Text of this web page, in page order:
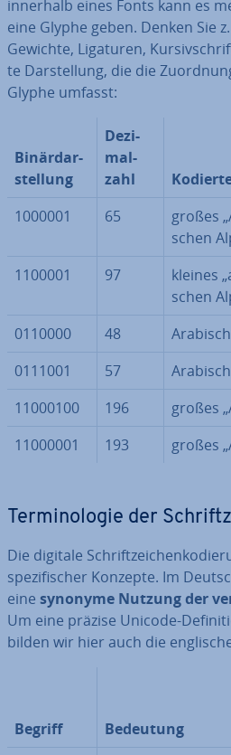
innerhalb eines Fonts kann es
eine Glyphe geben. Denken Sie
Gewichte, Ligaturen,
te Dar­stel­lung, die die
Glyphe umfasst:
Bi­när­dar­
stel­lung
De­zi­
mal­
zahl
1000001
65
großes
schen
1100001 97
kleines
schen
0110000 48
0111001
57
11000100
196 großes
11000001
193 großes
Ter­mi­no­lo­gie der
Die digitale
spe­zi­fi­scher Konzepte. Im
eine synonyme Nutzung der
Um eine präzise Unicode-
bilden wir hier auch die
Begriff Bedeutung